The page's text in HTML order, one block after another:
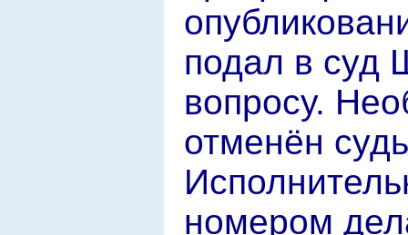
подал в суд
вопросу.
отменён
номером